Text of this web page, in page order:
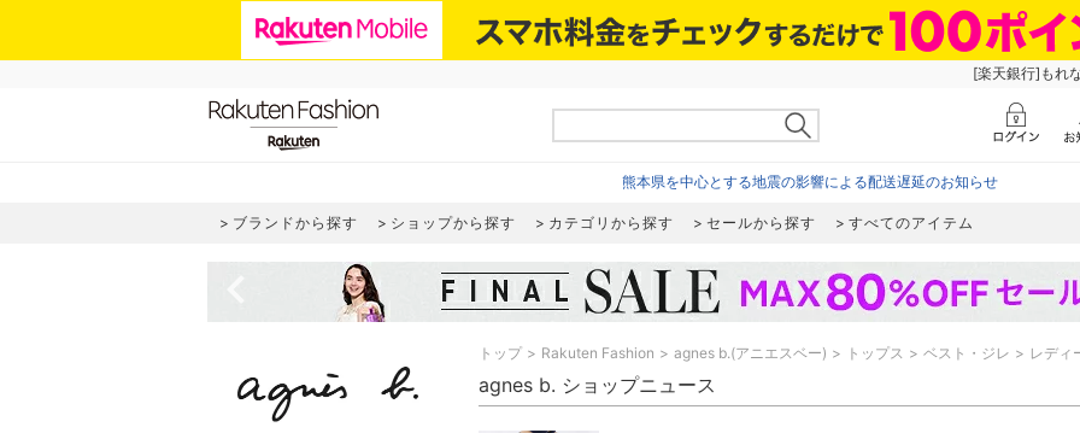
[楽天銀行]もれ
熊本県を中心とする地震の影響による配送遅延のお知らせ
ブランドから探す ショップから探す カテゴリから探す セールから探す すべてのアイテム
トップ Rakuten Fashion agnes b.(アニエスベー) トップス ベスト・ジレ レディ
agnes b. ショップニュース